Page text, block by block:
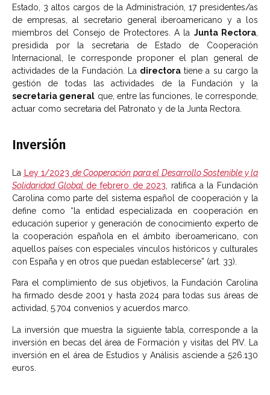
Estado, 3 altos cargos de la Administración, 17 presidentes/as
de empresas, al secretario general iberoamericano y a los
miembros del Consejo de Protectores. A la Junta Rectora
presidida por la secretaria de Estado de Cooperación
Internacional, le corresponde proponer el plan general de
actividades de la Fundación. La directora tiene a su cargo la
gestión de todas las actividades de la Fundación y la
secretaria general que, entre las funciones, le corresponde,
actuar como secretaria del Patronato y de la Junta Rectora.
Inversión
La Ley 1/2023 de Cooperación para el Desarrollo Sostenible y la
Solidaridad Globalde febrero de 2023 , ratifica a la Fundación
Carolina como parte del sistema español de cooperación y la
define como “la entidad especializada en cooperación en
educación superior y generación de conocimiento experto de
la cooperación española en el ámbito iberoamericano, con
aquellos países con especiales vínculos históricos y culturales
con España y en otros que puedan establecerse” (art. 33).
Para el complimiento de sus objetivos, la Fundación Carolina
ha firmado desde 2001 y hasta 2024 para todas sus áreas de
actividad, 5.704 convenios y acuerdos marco.
La inversión que muestra la siguiente tabla, corresponde a la
inversión en becas del área de Formación y visitas del PIV. La
inversión en el área de Estudios y Análisis asciende a 526.130
euros.